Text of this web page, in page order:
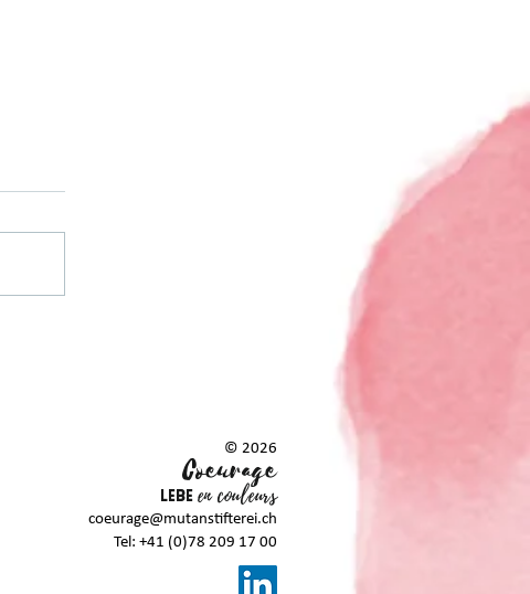
© 2026
Coeurage
LEBE en couleurs
coeurage@mutanstifterei.ch
Tel: +41 (0)78 209 17 00